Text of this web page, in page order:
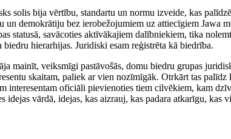
solis bija vērtību, standartu un normu izveide, kas
demokrātiju bez ierobežojumiem uz attiecīgiem Jawa
statusā, savācoties aktīvākajiem dalībniekiem, tika
hierarhijas. Juridiski esam reģistrēta kā biedrība.
mainīt, veiksmīgi pastāvošās, domu biedru grupas
skaitam, paliek ar vien nozīmīgāk. Otrkārt tas
interesentam oficiāli pievienoties tiem cilvēkiem, kam
idejas vārdā, idejas, kas aizrauj, kas padara atkarīgu,